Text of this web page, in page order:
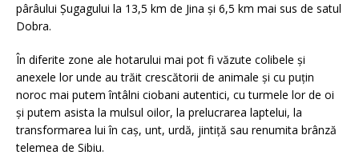
pârâului Șugagului la 13,5 km de Jina și 6,5 km mai sus de satul
Dobra.
În diferite zone ale hotarului mai pot fi văzute colibele și
anexele lor unde au trăit crescătorii de animale și cu puțin
noroc mai putem întâlni ciobani autentici, cu turmele lor de oi
și putem asista la mulsul oilor, la prelucrarea laptelui, la
transformarea lui în caș, unt, urdă, jintiță sau renumita brânză
telemea de Sibiu.